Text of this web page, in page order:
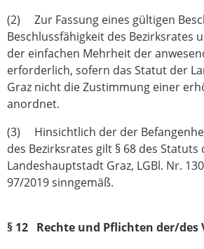
(2) Zur Fassung eines gültigen
Beschlussfähigkeit des Bezirksrates
der einfachen Mehrheit der
erforderlich, sofern das Statut der
Graz nicht die Zustimmung einer
anordnet.
(3) Hinsichtlich der der
des Bezirksrates gilt § 68 des Statuts
Landeshauptstadt Graz, LGBl. Nr.
97/2019 sinngemäß.
§ 12 Rechte und Pflichten der/des